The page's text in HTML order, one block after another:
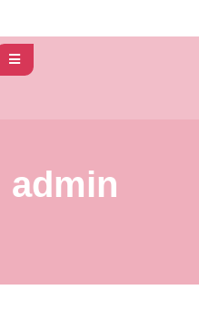
admin